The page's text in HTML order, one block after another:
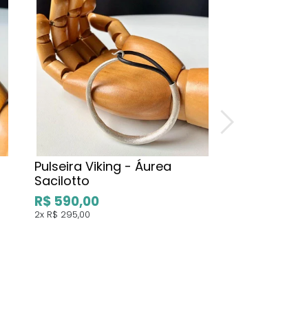
Pulseira Viking - Áurea
Sacilotto
R$ 590,00
2x R$ 295,00